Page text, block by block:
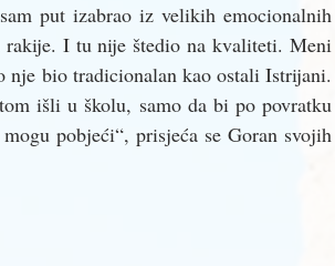
put izabrao iz velikih emocionalnih
I tu nije štedio na kvaliteti. Meni
nje bio tradicionalan kao ostali Istrijani.
išli u školu, samo da bi po povratku
pobjeći“, prisjeća se Goran svojih